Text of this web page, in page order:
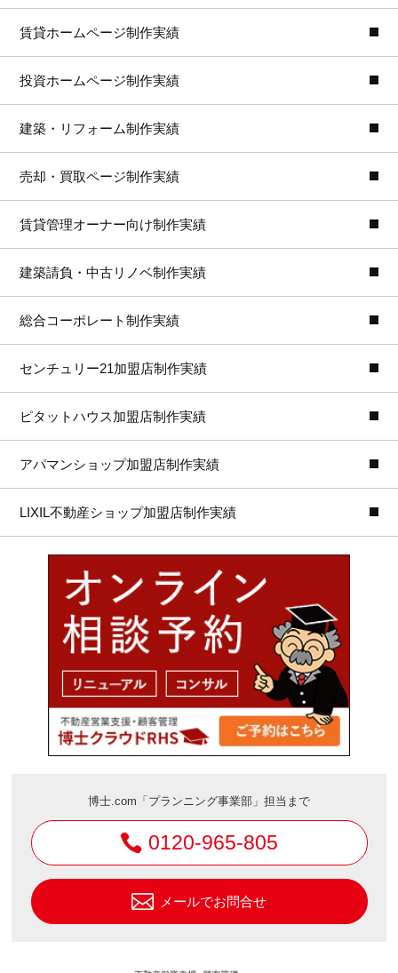
賃貸ホームページ制作実績
投資ホームページ制作実績
建築・リフォーム制作実績
売却・買取ページ制作実績
賃貸管理オーナー向け制作実績
建築請負・中古リノベ制作実績
総合コーポレート制作実績
センチュリー21加盟店制作実績
ピタットハウス加盟店制作実績
アパマンショップ加盟店制作実績
LIXIL不動産ショップ加盟店制作実績
博士.com「プランニング事業部」担当まで
0120-965-805
メールでお問合せ